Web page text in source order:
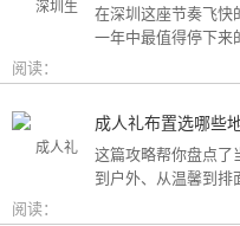
在深圳这座节奏飞快
一年中最值得停下来
天从“普通”变成“终
还是被鲜花与海风包
阅读：
这篇攻略帮你盘点了
到户外、从温馨到排
阅读：